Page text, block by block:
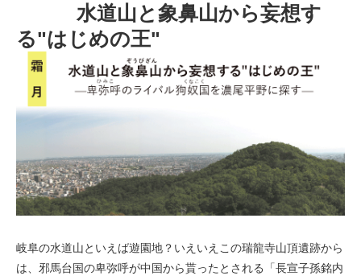
水道山と象鼻山から妄想す
る"はじめの王"
岐阜の水道山といえば遊園地？いえいえこの瑞龍寺山頂遺跡から
は、邪馬台国の卑弥呼が中国から貰ったとされる「長宣子孫銘内